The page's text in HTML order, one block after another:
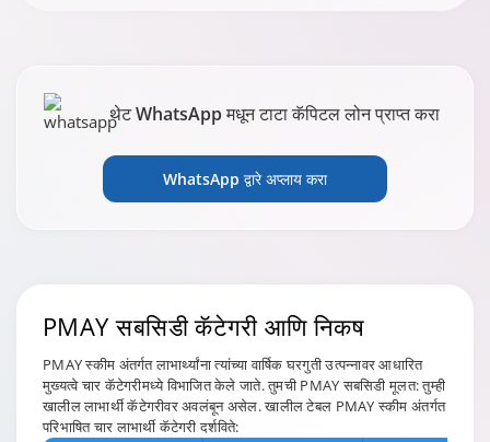
थेट WhatsApp मधून टाटा कॅपिटल लोन प्राप्त करा
WhatsApp द्वारे अप्लाय करा
PMAY सबसिडीकॅटेगरी आणि निकष
PMAY स्कीम अंतर्गत लाभार्थ्यांना त्यांच्या वार्षिक घरगुती उत्पन्नावर आधारित
मुख्यत्वे चार कॅटेगरीमध्ये विभाजित केले जाते. तुमची PMAY सबसिडी मूलत: तुम्ही
खालील लाभार्थी कॅटेगरीवर अवलंबून असेल. खालील टेबल PMAY स्कीम अंतर्गत
परिभाषित चार लाभार्थी कॅटेगरी दर्शविते: